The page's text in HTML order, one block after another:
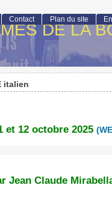
DE LA
italien
et 12 octobre 2025
Jean Claude
Contact Plan du site